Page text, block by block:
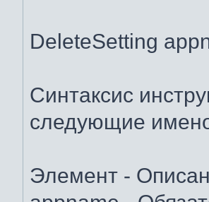
DeleteSetting
Синтаксис
следующие
Элемент -